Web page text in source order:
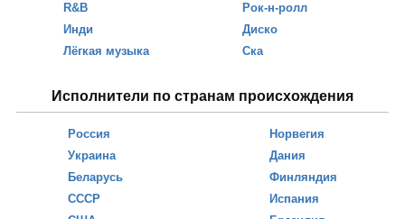
R&B
Инди
Лёгкая музыка
Рок-н-ролл
Диско
Ска
Исполнители по странам происхождения
Россия
Украина
Беларусь
СССР
Норвегия
Дания
Финляндия
Испания